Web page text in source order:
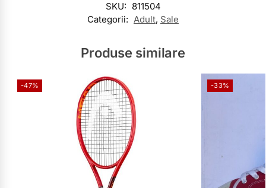
SKU: 811504
Categorii: Adult, Sale
Produse similare
-47% -33%